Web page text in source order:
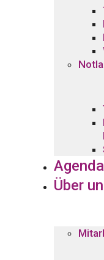
Agenda
Über